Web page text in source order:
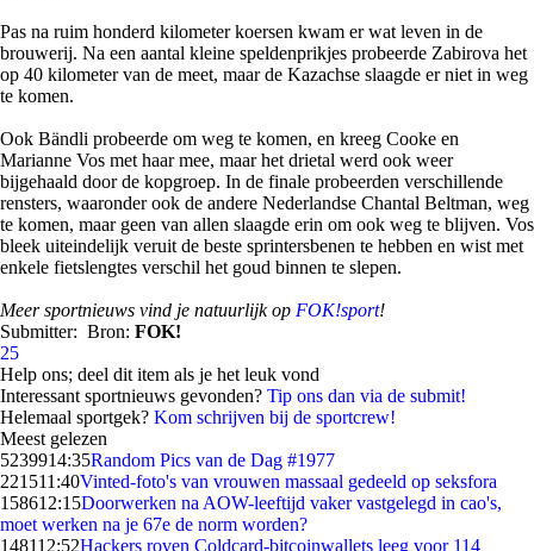
Pas na ruim honderd kilometer koersen kwam er wat leven in de
brouwerij. Na een aantal kleine speldenprikjes probeerde Zabirova het
op 40 kilometer van de meet, maar de Kazachse slaagde er niet in weg
te komen.
Ook Bändli probeerde om weg te komen, en kreeg Cooke en
Marianne Vos met haar mee, maar het drietal werd ook weer
bijgehaald door de kopgroep. In de finale probeerden verschillende
rensters, waaronder ook de andere Nederlandse Chantal Beltman, weg
te komen, maar geen van allen slaagde erin om ook weg te blijven. Vos
bleek uiteindelijk veruit de beste sprintersbenen te hebben en wist met
enkele fietslengtes verschil het goud binnen te slepen.
Meer sportnieuws vind je natuurlijk op FOK!sport!
Submitter: Bron: FOK!
25
Help ons; deel dit item als je het leuk vond
Interessant sportnieuws gevonden? Tip ons dan via de submit!
Helemaal sportgek? Kom schrijven bij de sportcrew!
Meest gelezen
5239914:35Random Pics van de Dag #1977
221511:40Vinted-foto's van vrouwen massaal gedeeld op seksfora
158612:15Doorwerken na AOW-leeftijd vaker vastgelegd in cao's,
moet werken na je 67e de norm worden?
148112:52Hackers roven Coldcard-bitcoinwallets leeg voor 114